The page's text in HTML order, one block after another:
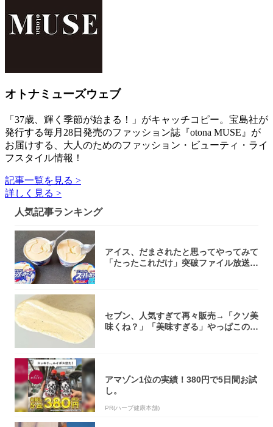
オトナミューズウェブ
「37歳、輝く季節が始まる！」がキャッチコピー。宝島社が
発行する毎月28日発売のファッション誌『otona MUSE』が
お届けする、大人のためのファッション・ビューティ・ライ
フスタイル情報！
記事一覧を見る >
詳しく見る >
人気記事ランキング
アイス、だまされたと思ってやってみて
「たったこれだけ」突破ファイル放送で
セブン、人気すぎて再々販売→「クソ美
味くね？」「美味すぎる」やっぱこのク
アマゾン1位の実績！380円で5日間お試
し。
PR(ハーブ健康本舗)